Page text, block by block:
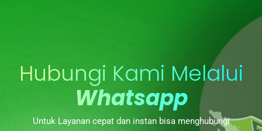
Hubungi Kami Melalui
Whatsapp
Untuk Layanan cepat dan instan bisa menghubungi